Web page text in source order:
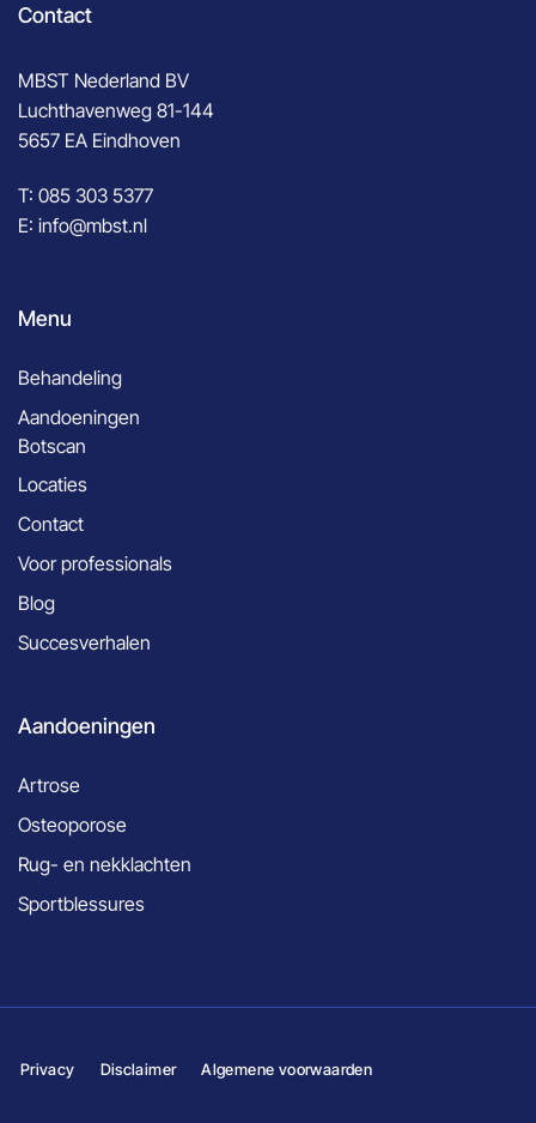
Contact
MBST Nederland BV
Luchthavenweg 81-144
5657 EA Eindhoven
T: 085 303 5377
E: info@mbst.nl
Menu
Behandeling
Aandoeningen
Botscan
Locaties
Contact
Voor professionals
Blog
Succesverhalen
Aandoeningen
Artrose
Osteoporose
Rug- en nekklachten
Sportblessures
Privacy Disclaimer Algemene voorwaarden